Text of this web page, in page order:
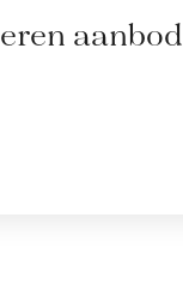
aanbod